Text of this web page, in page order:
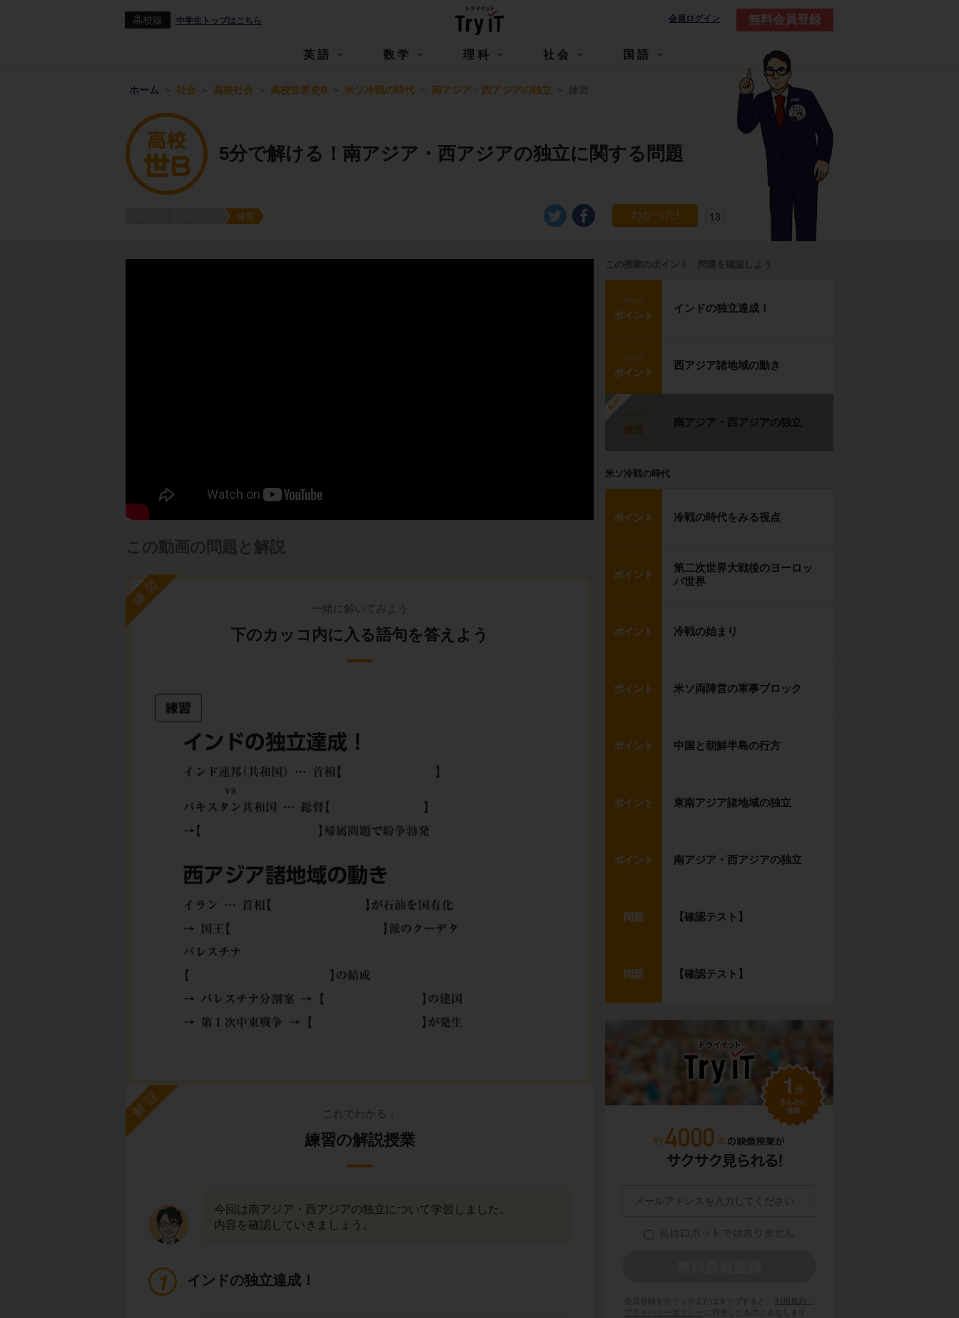
高校版 中学生トップはこちら 会員ログイン 無料会員登録
英語 数学 理科 社会 国語
ホーム 社会 高校社会 高校世界史B 米ソ冷戦の時代 南アジア・西アジアの独立 練習
5分で解ける！南アジア・西アジアの独立に関する問題
練習 13
この動画の問題と解説
練習 一緒に解いてみよう
下のカッコ内に入る語句を答えよう
解説 これでわかる！
練習の解説授業
今回は南アジア・西アジアの独立について学習しました。
内容を確認していきましょう。
インドの独立達成！
この授業のポイント・問題を確認しよう
step1
ポイント
インドの独立達成！
step2
ポイント
西アジア諸地域の動き
勉強中
練習
南アジア・西アジアの独立
米ソ冷戦の時代
ポイント 冷戦の時代をみる視点
ポイント
第二次世界大戦後のヨーロッ
パ世界
ポイント 冷戦の始まり
ポイント 米ソ両陣営の軍事ブロック
ポイント 中国と朝鮮半島の行方
ポイント 東南アジア諸地域の独立
ポイント 南アジア・西アジアの独立
問題 【確認テスト】
問題 【確認テスト】
会員登録をクリックまたはタップすると、
利用規約・
プライバシーポリシー
に同意したものとみなします。